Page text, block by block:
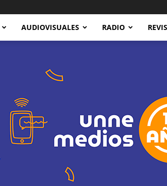
AUDIOVISUALES RADIO